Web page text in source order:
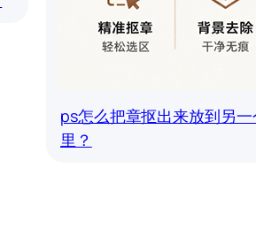
ps怎么把章抠出来放到另
里？